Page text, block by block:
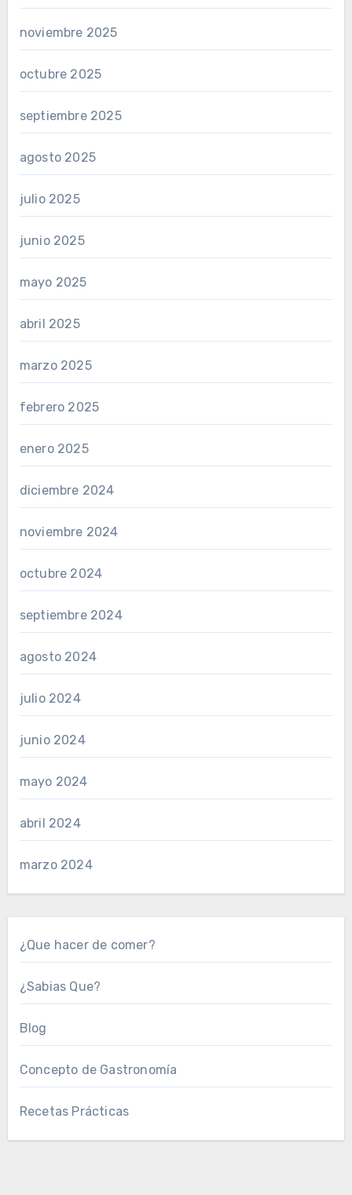
noviembre 2025
octubre 2025
septiembre 2025
agosto 2025
julio 2025
junio 2025
mayo 2025
abril 2025
marzo 2025
febrero 2025
enero 2025
diciembre 2024
noviembre 2024
octubre 2024
septiembre 2024
agosto 2024
julio 2024
junio 2024
mayo 2024
abril 2024
marzo 2024
¿Que hacer de comer?
¿Sabias Que?
Blog
Concepto de Gastronomía
Recetas Prácticas